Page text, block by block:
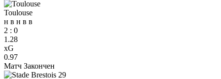
Toulouse
н в н в в
2 : 0
1.28
xG
0.97
Матч Закончен